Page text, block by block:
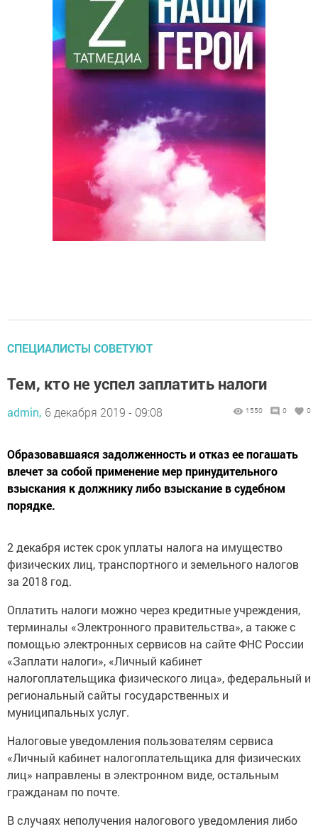
СПЕЦИАЛИСТЫ СОВЕТУЮТ
Тем, кто не успел заплатить налоги
admin, 6 декабря 2019 - 09:08 1550 0 0
Образовавшаяся задолженность и отказ ее погашать
влечет за собой применение мер принудительного
взыскания к должнику либо взыскание в судебном
порядке.
2 декабря истек срок уплаты налога на имущество
физических лиц, транспортного и земельного налогов
за 2018 год.
Оплатить налоги можно через кредитные учреждения,
терминалы «Электронного правительства», а также с
помощью электронных сервисов на сайте ФНС России
«Заплати налоги», «Личный кабинет
налогоплательщика физического лица», федеральный и
региональный сайты государственных и
муниципальных услуг.
Налоговые уведомления пользователям сервиса
«Личный кабинет налогоплательщика для физических
лиц» направлены в электронном виде, остальным
гражданам по почте.
В случаях неполучения налогового уведомления либо